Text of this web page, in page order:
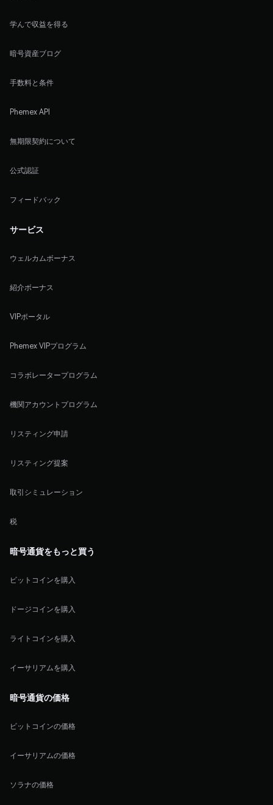
学んで収益を得る
暗号資産ブログ
手数料と条件
Phemex API
無期限契約について
公式認証
フィードバック
サービス
ウェルカムボーナス
紹介ボーナス
VIPポータル
Phemex VIPプログラム
コラボレータープログラム
機関アカウントプログラム
リスティング申請
リスティング提案
取引シミュレーション
税
暗号通貨をもっと買う
ビットコインを購入
ドージコインを購入
ライトコインを購入
イーサリアムを購入
暗号通貨の価格
ビットコインの価格
イーサリアムの価格
ソラナの価格